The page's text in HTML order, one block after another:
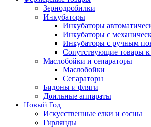
Зернодробилки
Инкубаторы
Инкубаторы
Инкубаторы с
Инкубаторы с ручным
Сопутствующие товары к
Маслобойки и сепараторы
Маслобойки
Сепараторы
Бидоны и фляги
Доильные аппараты
Новый Год
Искусственные елки и сосны
Гирлянды